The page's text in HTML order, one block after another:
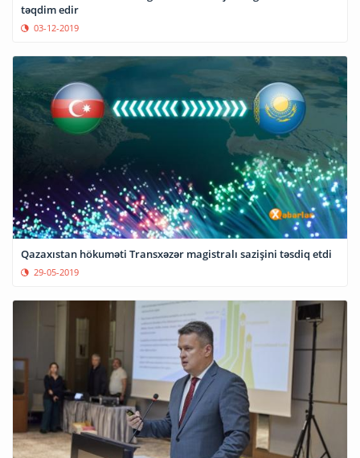
təqdim edir
03-12-2019
Qazaxıstan hökuməti Transxəzər magistralı sazişini təsdiq etdi
29-05-2019